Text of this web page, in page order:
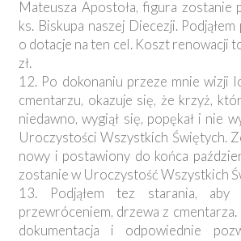
Mateusza Apostoła, figura zostanie
ks. Biskupa naszej Diecezji.
o dotacje na ten cel. Koszt renowacji
zł.
12. Po dokonaniu przeze mnie wizji
cmentarzu, okazuje się, że krzyż,
niedawno, wygiął się, popękał i nie
Uroczystości Wszystkich Świętych.
nowy i postawiony do końca
zostanie w Uroczystość Wszystkich
13. Podjąłem tez starania, aby
przewróceniem, drzewa z
dokumentacja i odpowiednie